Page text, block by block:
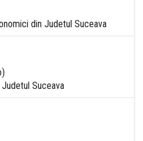
din Judetul Suceava
Suceava